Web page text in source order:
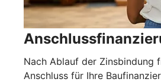
Nach Ablauf der Zinsbindung
Anschluss für Ihre